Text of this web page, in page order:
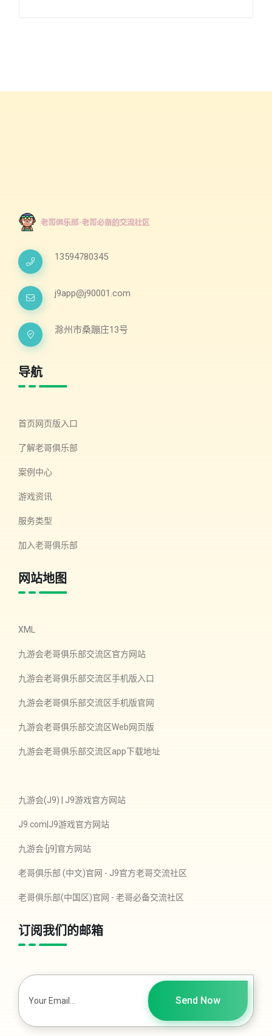
13594780345
j9app@j90001.com
滁州市桑蹦庄13号
导航
首页网页版入口
了解老哥俱乐部
案例中心
游戏资讯
服务类型
加入老哥俱乐部
网站地图
XML
九游会老哥俱乐部交流区官方网站
九游会老哥俱乐部交流区手机版入口
九游会老哥俱乐部交流区手机版官网
九游会老哥俱乐部交流区Web网页版
九游会老哥俱乐部交流区app下载地址
九游会(J9) | J9游戏官方网站
J9.com|J9游戏官方网站
九游会·[j9]官方网站
老哥俱乐部 (中文)官网 - J9官方老哥交流社区
老哥俱乐部(中国区)官网 - 老哥必备交流社区
订阅我们的邮箱
Send Now